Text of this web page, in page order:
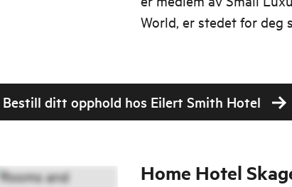
World, er stedet for deg
Bestill ditt opphold hos Eilert Smith Hotel
Home Hotel